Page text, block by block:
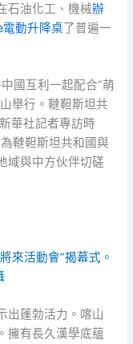
石油化工、機械辦
電動升降桌了普遍一
國互利一起配合“萌
舉行。韃靼斯坦共
華社記者專訪時
韃靼斯坦共和國與
域與中方伙伴切磋
來活動會”揭幕式。
出蓬勃活力。喀山
擁有長久漢學底蘊